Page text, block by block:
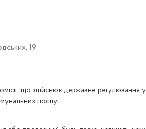
19
що здійснює державне регулювання у
послуг